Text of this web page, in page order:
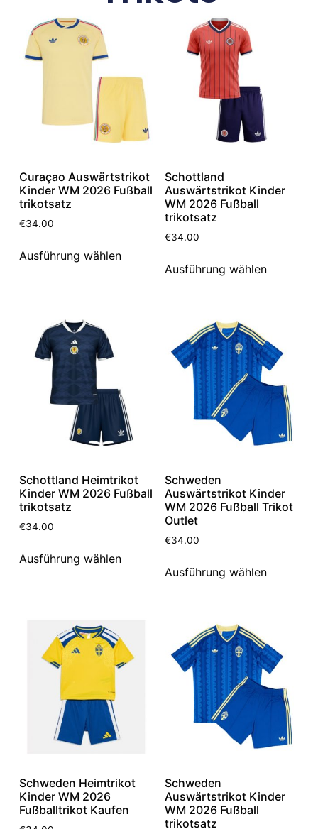
Curaçao Auswärtstrikot
Kinder WM 2026 Fußball
trikotsatz
€34.00
Ausführung wählen
Schottland
Auswärtstrikot Kinder
WM 2026 Fußball
trikotsatz
€34.00
Ausführung wählen
Schottland Heimtrikot
Kinder WM 2026 Fußball
trikotsatz
€34.00
Ausführung wählen
Schweden
Auswärtstrikot Kinder
WM 2026 Fußball Trikot
Outlet
€34.00
Ausführung wählen
Schweden Heimtrikot
Kinder WM 2026
Fußballtrikot Kaufen
Schweden
Auswärtstrikot Kinder
WM 2026 Fußball
trikotsatz